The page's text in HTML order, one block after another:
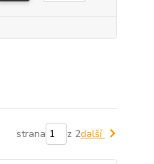
strana z 2další